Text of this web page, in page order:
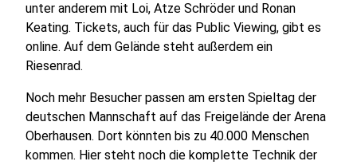
unter anderem mit Loi, Atze Schröder und Ronan
Keating. Tickets, auch für das Public Viewing, gibt es
online. Auf dem Gelände steht außerdem ein
Riesenrad.
Noch mehr Besucher passen am ersten Spieltag der
deutschen Mannschaft auf das Freigelände der Arena
Oberhausen. Dort könnten bis zu 40.000 Menschen
kommen. Hier steht noch die komplette Technik der